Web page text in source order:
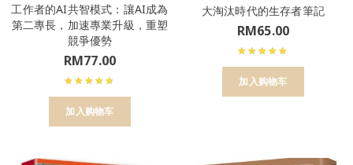
工作者的AI共智模式：讓AI成為
第二專長，加速專業升級，重塑
競爭優勢
RM77.00
加入购物车
大淘汰時代的生存者筆記
RM65.00
加入购物车